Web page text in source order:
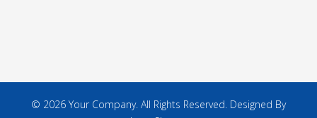
© 2026 Your Company. All Rights Reserved. Designed By